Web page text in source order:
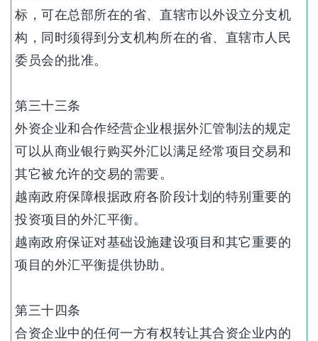
标，可在总部所在的省、直辖市以外设立分支机
构，同时须得到分支机构所在的省、直辖市人民
委员会的批准。
第三十三条
外资企业和合作经营企业根据外汇管制法的规定
可以从商业银行购买外汇以满足经常项目交易和
其它被允许的交易的需要。
越南政府保障根据政府各阶段计划的特别重要的
投资项目的外汇平衡。
越南政府保证对基础设施建设项目和其它重要的
项目的外汇平衡提供协助。
第三十四条
合资企业中的任何一方有权转让其合资企业内的